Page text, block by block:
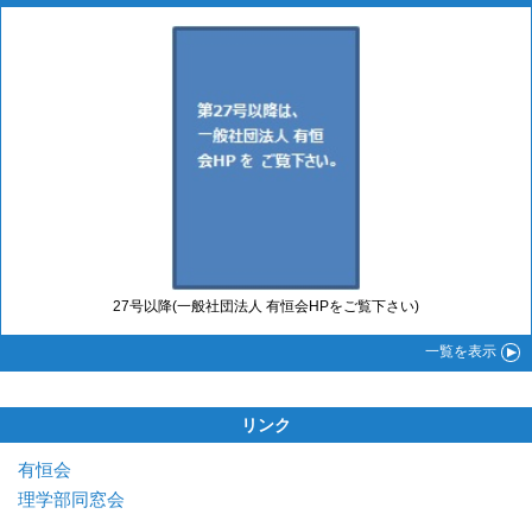
27号以降(一般社団法人 有恒会HPをご覧下さい)
一覧を表示
リンク
有恒会
理学部同窓会